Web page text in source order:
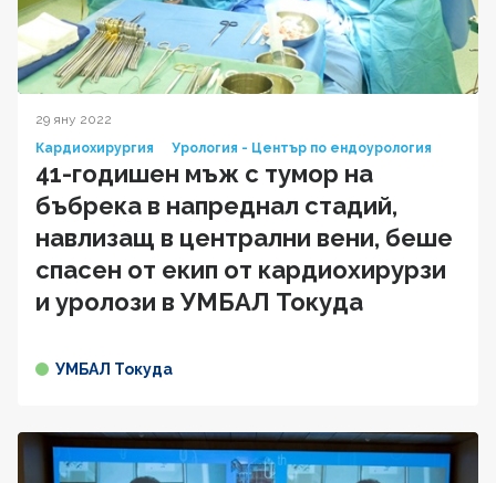
29 яну 2022
Кардиохирургия
Урология - Център по ендоурология
41-годишен мъж с тумор на
бъбрека в напреднал стадий,
навлизащ в централни вени, беше
спасен от екип от кардиохирурзи
и уролози в УМБАЛ Токуда
УМБАЛ Токуда